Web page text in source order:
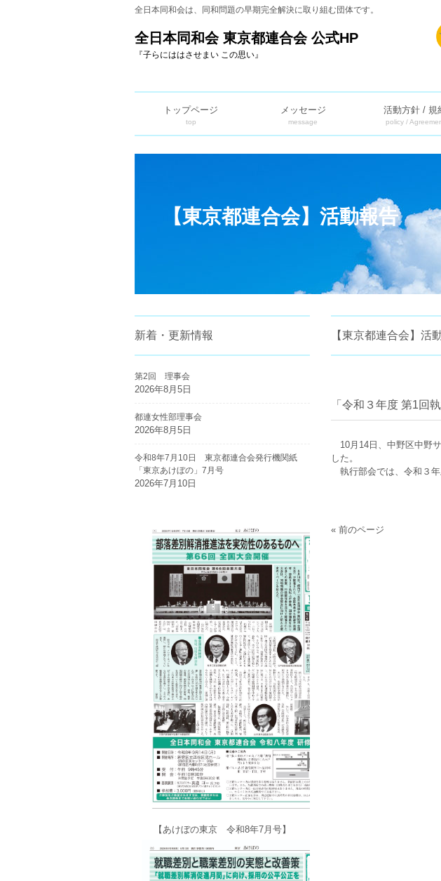
全日本同和会は、同和問題の早期完全解決に取り組む団体です。
全日本同和会 東京都連合会 公式HP
『子らにははさせまい この思い』
トップページ
top
メッセージ
message
活動方針 / 規
policy /
【東京都連合会】活動報告
【東京都連合会】活
「令和３年度 第1回
10月14日、中野区中野
した。
執行部会では、令和３年
« 前のページ
新着・更新情報
第2回 理事会
2026年8月5日
都連女性部理事会
2026年8月5日
令和8年7月10日 東京都連合会発行機関紙
「東京あけぼの」7月号
2026年7月10日
【あけぼの東京 令和8年7月号】